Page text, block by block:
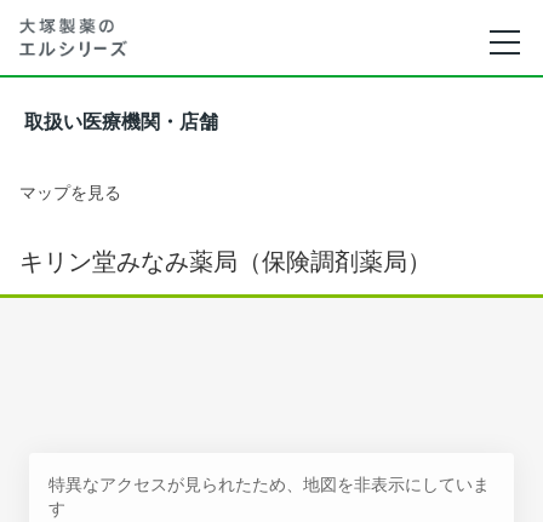
取扱い医療機関・店舗
マップを見る
キリン堂みなみ薬局（保険調剤薬局）
特異なアクセスが見られたため、地図を非表示にしていま
す